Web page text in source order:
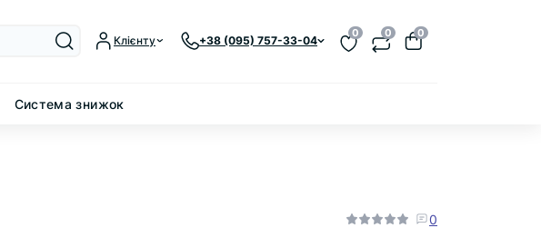
Клієнту +38 (095) 757-33-04
0 0 0
Система знижок
0